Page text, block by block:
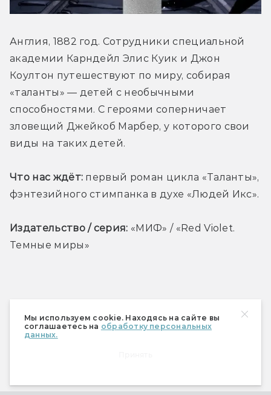
Мы используем cookie. Находясь на сайте вы
соглашаетесь на обработку персональных
данных.
Англия, 1882 год. Сотрудники специальной
академии Карндейл Элис Куик и Джон
Коултон путешествуют по миру, собирая
«таланты» — детей с необычными
способностями. С героями соперничает
зловещий Джейкоб Марбер, у которого свои
виды на таких детей.
Что нас ждёт: первый роман цикла «Таланты»,
фэнтезийного стимпанка в духе «Людей Икс».
Издательство / серия: «МИФ» / «Red Violet.
Темные миры»
МАГИЧЕСКИЙ РЕАЛИЗМ